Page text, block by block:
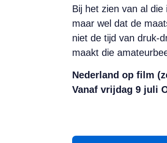
Bij het zien van al
maar wel dat de
niet de tijd van druk-
maakt die
Nederland op film
Vanaf vrijdag 9 juli